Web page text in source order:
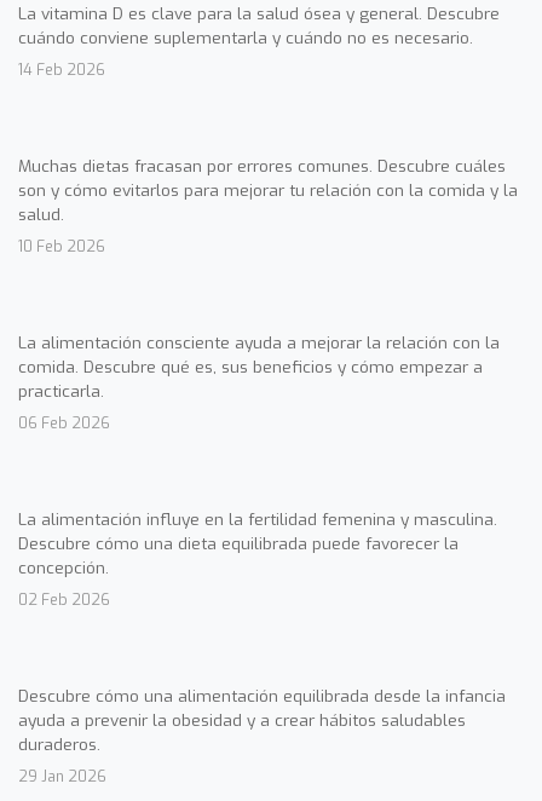
La vitamina D es clave para la salud ósea y general. Descubre
cuándo conviene suplementarla y cuándo no es necesario.
14 Feb 2026
Muchas dietas fracasan por errores comunes. Descubre cuáles
son y cómo evitarlos para mejorar tu relación con la comida y la
salud.
10 Feb 2026
La alimentación consciente ayuda a mejorar la relación con la
comida. Descubre qué es, sus beneficios y cómo empezar a
practicarla.
06 Feb 2026
La alimentación influye en la fertilidad femenina y masculina.
Descubre cómo una dieta equilibrada puede favorecer la
concepción.
02 Feb 2026
Descubre cómo una alimentación equilibrada desde la infancia
ayuda a prevenir la obesidad y a crear hábitos saludables
duraderos.
29 Jan 2026